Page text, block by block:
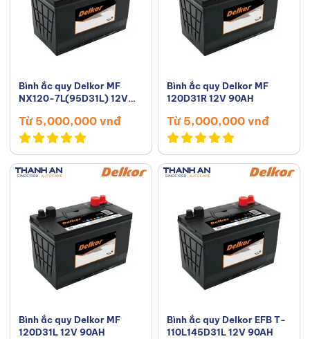
Bình ắc quy Delkor MF
NX120-7L(95D31L) 12V
Từ 5,000,000 vnđ
Bình ắc quy Delkor MF
120D31R 12V 90AH
Từ 5,000,000 vnđ
Bình ắc quy Delkor MF
120D31L 12V 90AH
Bình ắc quy Delkor EFB T-
110L145D31L 12V 90AH